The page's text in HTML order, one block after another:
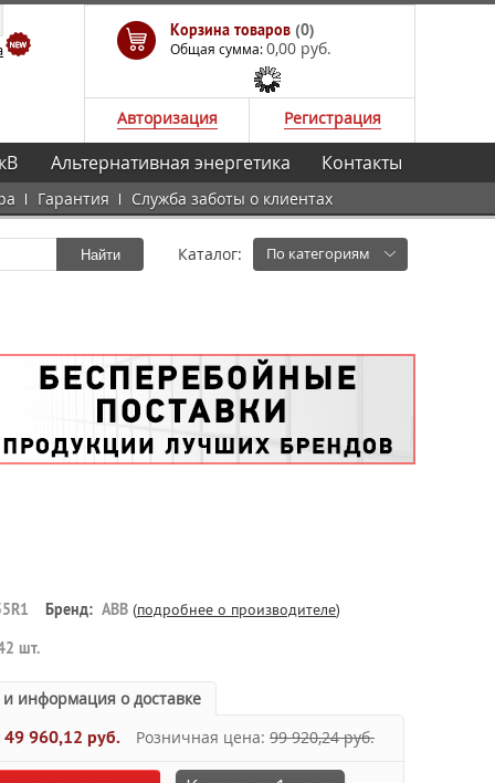
Корзина товаров (0)
Общая сумма:0,00 руб.
Авторизация Регистрация
Гарантия Служба заботы о клиентах
Альтернативная энергетика Контакты
Найти Каталог: По категориям
Бренд: ABB (подробнее о производителе)
шт.
информация о доставке
49 960,12 руб. Розничная цена: 99 920,24 руб.